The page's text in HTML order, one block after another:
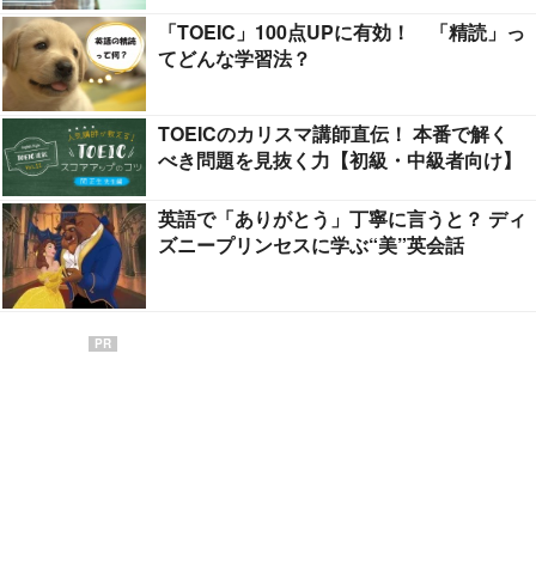
「TOEIC」100点UPに有効！ 「精読」っ
てどんな学習法？
TOEICのカリスマ講師直伝！ 本番で解く
べき問題を見抜く力【初級・中級者向け】
英語で「ありがとう」丁寧に言うと？ ディ
ズニープリンセスに学ぶ“美”英会話
PR